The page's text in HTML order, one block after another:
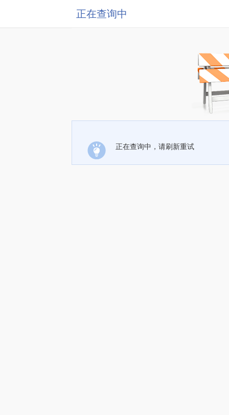
正在查询中
正在查询中，请刷新重试